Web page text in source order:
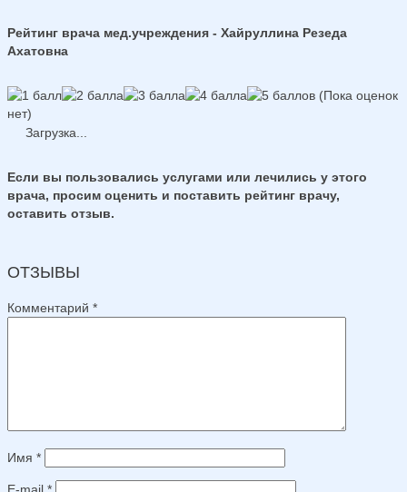
Рейтинг врача мед.учреждения - Хайруллина Резеда
Ахатовна
(Пока оценок
нет)
Загрузка...
Если вы пользовались услугами или лечились у этого
врача, просим оценить и поставить рейтинг врачу,
оставить отзыв.
ОТЗЫВЫ
Комментарий *
Имя *